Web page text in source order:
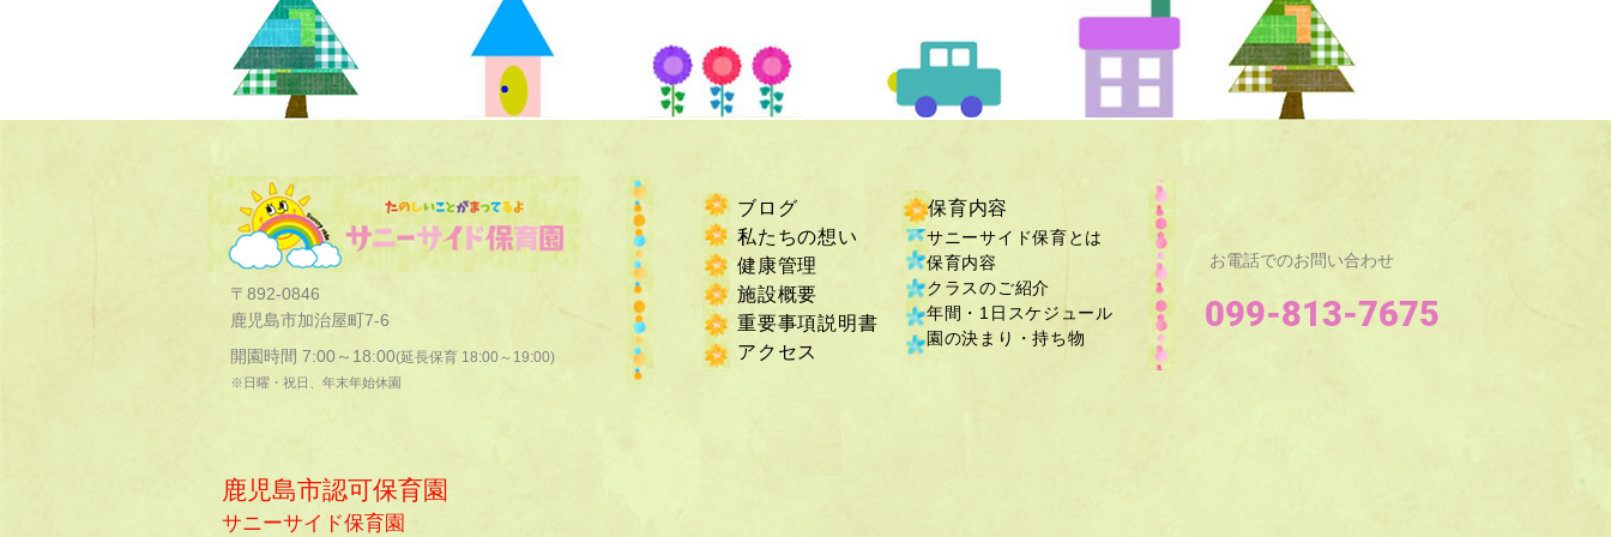
〒892-0846
鹿児島市加治屋町7-6
開園時間 7:00～18:00(延長保育 18:00～19:00)
※日曜・祝日、年末年始休園
鹿児島市認可保育園
サニーサイド保育園
ブログ
私たちの想い
健康管理
施設概要
重要事項説明書
​アクセス
保育内容
サニーサイド保育とは
保育内容
クラスのご紹介
年間・1日スケジュール
​園の決まり・持ち物​
お電話でのお問い合わせ
099-813-7675